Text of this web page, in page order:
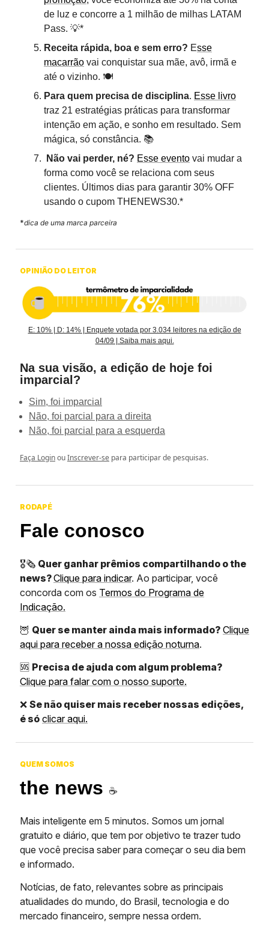
de luz e concorre a 1 milhão de milhas LATAM
Pass. 💡*
Receita rápida, boa e sem erro? Esse
macarrão vai conquistar sua mãe, avô, irmã e
até o vizinho. 🍽️
Para quem precisa de disciplina. Esse livro
traz 21 estratégias práticas para transformar
intenção em ação, e sonho em resultado. Sem
mágica, só constância. 📚
Não vai perder, né? Esse evento vai mudar a
forma como você se relaciona com seus
clientes. Últimos dias para garantir 30% OFF
usando o cupom THENEWS30.*
*dica de uma marca parceira
OPINIÃO DO LEITOR
E: 10% | D: 14% | Enquete votada por 3.034 leitores na edição de
04/09 | Saiba mais aqui.
Na sua visão, a edição de hoje foi
imparcial?
Sim, foi imparcial
Não, foi parcial para a direita
Não, foi parcial para a esquerda
Faça LoginouInscrever-se para participar de pesquisas.
RODAPÉ
Fale conosco
🎖️🗞️ Quer ganhar prêmios compartilhando o the
news?Clique para indicar. Ao participar, você
concorda com os Termos do Programa de
Indicação.
🦉 Quer se manter ainda mais informado? Clique
aqui para receber a nossa edição noturna.
🆘 Precisa de ajuda com algum problema?
Clique para falar com o nosso suporte.
❌ Se não quiser mais receber nossas edições,
é só clicar aqui.
QUEM SOMOS
the news ☕️
Mais inteligente em 5 minutos. Somos um jornal
gratuito e diário, que tem por objetivo te trazer tudo
que você precisa saber para começar o seu dia bem
e informado.
Notícias, de fato, relevantes sobre as principais
atualidades do mundo, do Brasil, tecnologia e do
mercado financeiro, sempre nessa ordem.